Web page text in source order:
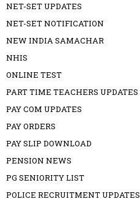
NET-SET UPDATES
NET-SET NOTIFICATION
NEW INDIA SAMACHAR
NHIS
ONLINE TEST
PART TIME TEACHERS UPDATES
PAY COM UPDATES
PAY ORDERS
PAY SLIP DOWNLOAD
PENSION NEWS
PG SENIORITY LIST
POLICE RECRUITMENT UPDATES